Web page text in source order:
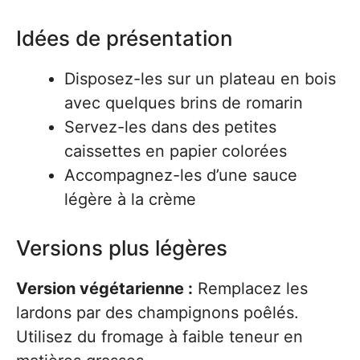
Idées de présentation
Disposez-les sur un plateau en bois
avec quelques brins de romarin
Servez-les dans des petites
caissettes en papier colorées
Accompagnez-les d’une sauce
légère à la crème
Versions plus légères
Version végétarienne : Remplacez les
lardons par des champignons poêlés.
Utilisez du fromage à faible teneur en